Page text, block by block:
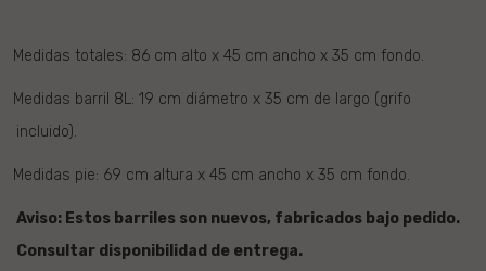
Medidas totales: 86 cm alto x 45 cm ancho x 35 cm fondo.
Medidas barril 8L: 19 cm diámetro x 35 cm de largo (grifo
incluido).
Medidas pie: 69 cm altura x 45 cm ancho x 35 cm fondo.
Aviso: Estos barriles son nuevos, fabricados bajo pedido.
Consultar disponibilidad de entrega.